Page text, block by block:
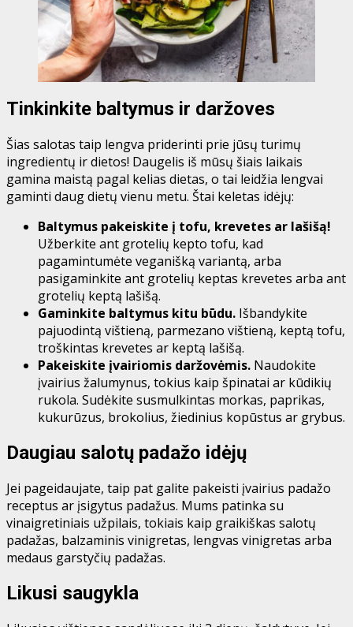
Tinkinkite baltymus ir daržoves
Šias salotas taip lengva priderinti prie jūsų turimų
ingredientų ir dietos! Daugelis iš mūsų šiais laikais
gamina maistą pagal kelias dietas, o tai leidžia lengvai
gaminti daug dietų vienu metu. Štai keletas idėjų:
Baltymus pakeiskite į tofu, krevetes ar lašišą!
Užberkite ant grotelių kepto tofu, kad
pagamintumėte veganišką variantą, arba
pasigaminkite ant grotelių keptas krevetes arba ant
grotelių keptą lašišą.
Gaminkite baltymus kitu būdu. Išbandykite
pajuodintą vištieną, parmezano vištieną, keptą tofu,
troškintas krevetes ar keptą lašišą.
Pakeiskite įvairiomis daržovėmis. Naudokite
įvairius žalumynus, tokius kaip špinatai ar kūdikių
rukola. Sudėkite susmulkintas morkas, paprikas,
kukurūzus, brokolius, žiedinius kopūstus ar grybus.
Daugiau salotų padažo idėjų
Jei pageidaujate, taip pat galite pakeisti įvairius padažo
receptus ar įsigytus padažus. Mums patinka su
vinaigretiniais užpilais, tokiais kaip graikiškas salotų
padažas, balzaminis vinigretas, lengvas vinigretas arba
medaus garstyčių padažas.
Likusi saugykla